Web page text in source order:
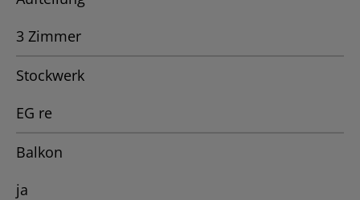
3 Zimmer
Stockwerk
EG re
Balkon
ja